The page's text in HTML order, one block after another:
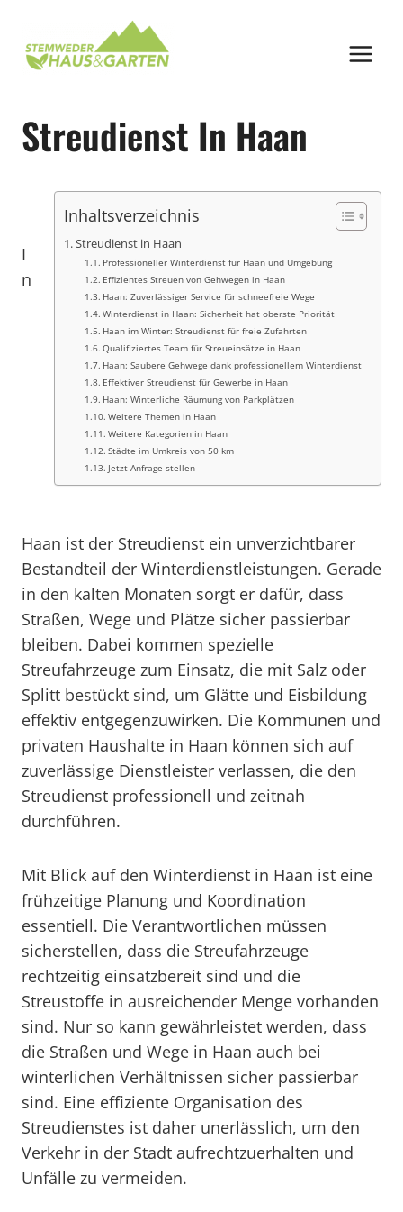
springen
Streudienst In Haan
Inhaltsverzeichnis
Streudienst in Haan
Professioneller Winterdienst für Haan und Umgebung
Effizientes Streuen von Gehwegen in Haan
Haan: Zuverlässiger Service für schneefreie Wege
Winterdienst in Haan: Sicherheit hat oberste Priorität
Haan im Winter: Streudienst für freie Zufahrten
Qualifiziertes Team für Streueinsätze in Haan
Haan: Saubere Gehwege dank professionellem Winterdienst
Effektiver Streudienst für Gewerbe in Haan
Haan: Winterliche Räumung von Parkplätzen
Weitere Themen in Haan
Weitere Kategorien in Haan
Städte im Umkreis von 50 km
Jetzt Anfrage stellen
I
n
Haan ist der Streudienst ein unverzichtbarer
Bestandteil der Winterdienstleistungen. Gerade
in den kalten Monaten sorgt er dafür, dass
Straßen, Wege und Plätze sicher passierbar
bleiben. Dabei kommen spezielle
Streufahrzeuge zum Einsatz, die mit Salz oder
Splitt bestückt sind, um Glätte und Eisbildung
effektiv entgegenzuwirken. Die Kommunen und
privaten Haushalte in Haan können sich auf
zuverlässige Dienstleister verlassen, die den
Streudienst professionell und zeitnah
durchführen.
Mit Blick auf den Winterdienst in Haan ist eine
frühzeitige Planung und Koordination
essentiell. Die Verantwortlichen müssen
sicherstellen, dass die Streufahrzeuge
rechtzeitig einsatzbereit sind und die
Streustoffe in ausreichender Menge vorhanden
sind. Nur so kann gewährleistet werden, dass
die Straßen und Wege in Haan auch bei
winterlichen Verhältnissen sicher passierbar
sind. Eine effiziente Organisation des
Streudienstes ist daher unerlässlich, um den
Verkehr in der Stadt aufrechtzuerhalten und
Unfälle zu vermeiden.